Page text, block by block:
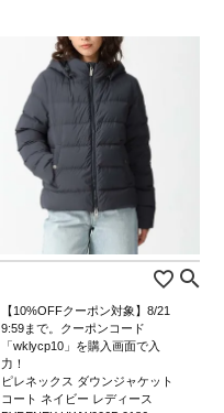
【10%OFFクーポン対象】8/21
9:59まで。クーポンコード
「wklycp10」を購入画面で入
力！
ピレネックス ダウンジャケット
コート ネイビー レディース